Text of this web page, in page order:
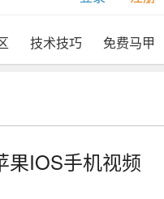
技术技巧 免费马甲
果IOS手机视频